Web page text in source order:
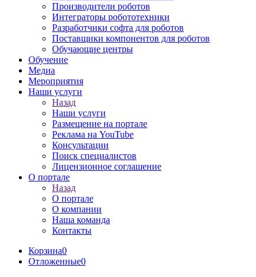
Производители роботов
Интеграторы робототехники
Разработчики софта для роботов
Поставщики компонентов для роботов
Обучающие центры
Обучение
Медиа
Мероприятия
Наши услуги
Назад
Наши услуги
Размещение на портале
Реклама на YouTube
Консультации
Поиск специалистов
Лицензионное соглашение
О портале
Назад
О портале
О компании
Наша команда
Контакты
Корзина0
Отложенные0